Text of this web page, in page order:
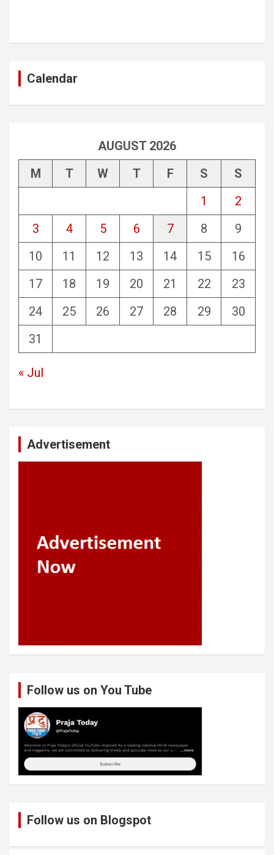
Calendar
AUGUST 2026
M
T W T F S
S
1
2
3
4 5 6 7 8
9
10
11 12 13 14 15
16
17
18 19 20 21 22
23
24
25 26 27 28 29
30
31
« Jul
Advertisement
Follow us on You Tube
Follow us on Blogspot